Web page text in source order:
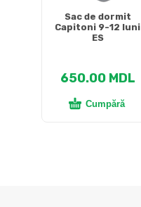
Sac de dormit
Capitoni 9-12 luni
ES
650.00 MDL
Cumpără